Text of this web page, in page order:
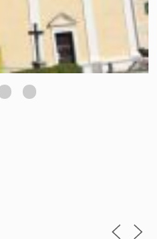
Bettega